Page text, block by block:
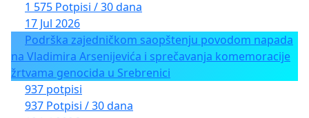
1 575 Potpisi / 30 dana
17 Jul 2026
Podrška zajedničkom saopštenju povodom napada
na Vladimira Arsenijevića i sprečavanja komemoracije
žrtvama genocida u Srebrenici
937 potpisi
937 Potpisi / 30 dana